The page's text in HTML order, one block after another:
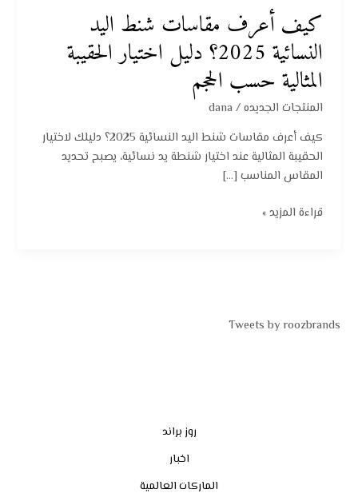
كيف أعرف مقاسات شنط اليد
النسائية 2025؟ دليل اختيار الحقيبة
المثالية حسب الحجم
المنتجات الجديده/
dana
كيف أعرف مقاسات شنط اليد النسائية 2025؟ دليلك لاختيار
الحقيبة المثالية عند اختيار شنطة يد نسائية، يصبح تحديد
المقاس المناسب […]
اختيار
الحقيبة
المثالية
حسب
الحجم
قراءة المزيد »
Tweets by roozbrands
روز براند
اخبار
الماركات العالمية